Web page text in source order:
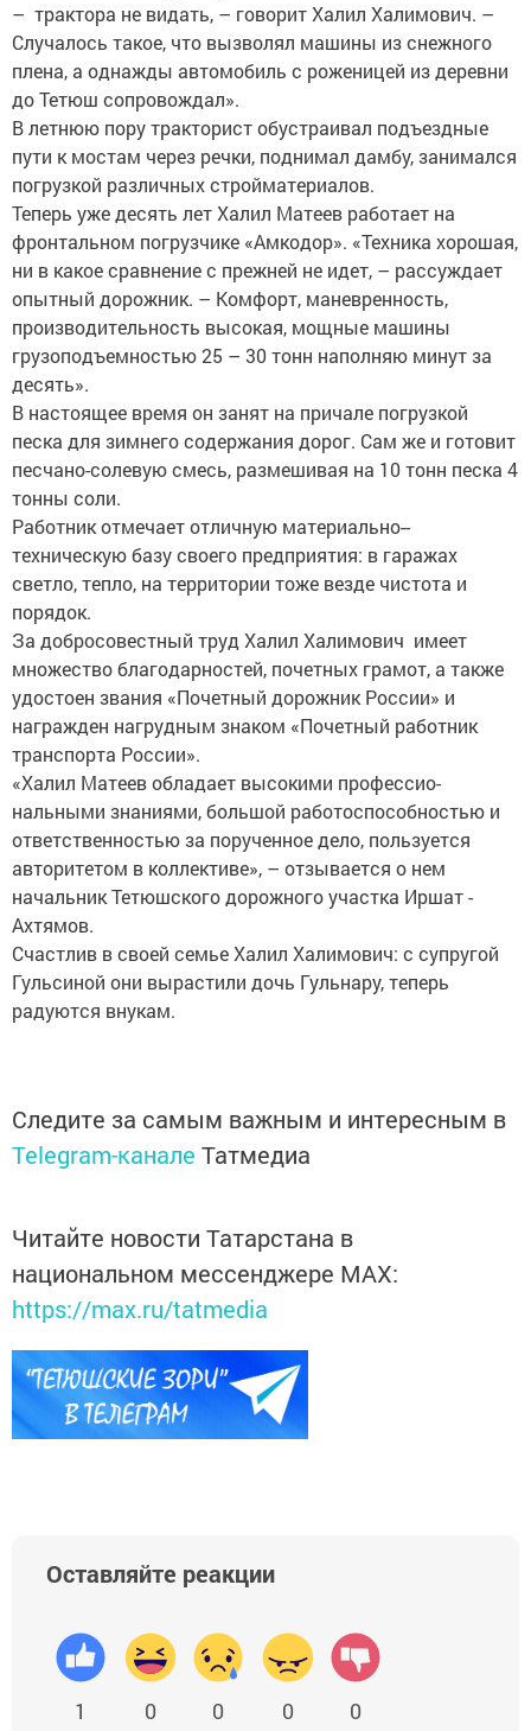
– трактора не видать, – говорит Халил Халимович. –
Случалось такое, что вызволял машины из снежного
плена, а однажды автомобиль с роженицей из деревни
до Тетюш сопровож­дал».
В летнюю пору тракторист обустраивал подъездные
пути к мостам через речки, поднимал дамбу, занимался
погрузкой различных стройматериалов.
Теперь уже десять лет Халил Матеев работает на
фронтальном погрузчике «Амкодор». «Техника хорошая,
ни в какое сравнение с прежней не идет, – рассуждает
опытный дорожник. – Комфорт, маневренность,
производительность высокая, мощные машины
грузоподъемностью 25 – 30 тонн наполняю минут за
десять».
В настоящее время он занят на причале погрузкой
песка для зимнего содержания дорог. Сам же и готовит
песчано-солевую смесь, размешивая на 10 тонн песка 4
тонны соли.
Работник отмечает отличную материально-­
техническую базу своего предприятия: в гаражах
светло, тепло, на территории тоже везде чистота и
порядок.
За добросовестный труд Халил Халимович имеет
множество благодарнос­тей, почетных грамот, а также
удостоен звания «Почетный дорожник России» и
награжден нагрудным знаком «Почетный работник
транспорта ­России».
«Халил Матеев обладает высокими профессио­
нальными знаниями, большой работоспособностью и
ответственностью за порученное дело, пользуется
авторитетом в коллективе», – отзывается о нем
начальник Тетюшского дорожного участка ­Иршат ­
Ахтямов.
Счастлив в своей семье Халил Халимович: с супругой
Гульсиной они вырастили дочь Гульнару, теперь
радуются внукам.
Следите за самым важным и интересным в
Telegram-канале Татмедиа
Читайте новости Татарстана в
национальном мессенджере MАХ:
https://max.ru/tatmedia
Оставляйте реакции
1 0 0 0 0